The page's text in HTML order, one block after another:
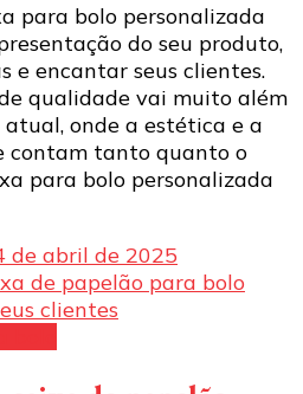
para bolo personalizada
do seu produto,
e encantar seus clientes.
qualidade vai muito além
atual, onde a estética e a
contam tanto quanto o
para bolo personalizada
de abril de 2025